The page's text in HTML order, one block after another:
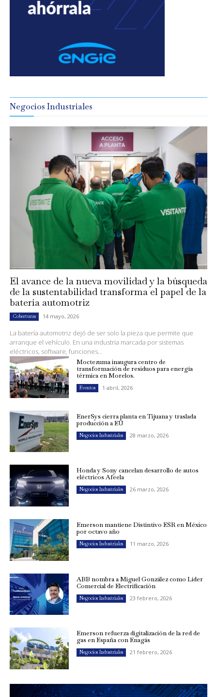
Negocios Industriales
El avance de la nueva movilidad y la búsqueda
de la sustentabilidad transforma el papel de la
batería automotriz
Coberturas 14 mayo, 2026
La batería automotriz dejó de ser solo la pieza que permite que
arranque el vehículo. En una industria marcada por sistemas
eléctricos, software, funciones...
Moctezuma inaugura centro de
transformación de residuos para energía
térmica en Morelos.
Eventos 1 abril, 2026
EnerSys cierra planta en Tijuana y traslada
producción a EU
Negocios Industriales 28 marzo, 2026
Honda y Sony cancelan desarrollo de autos
eléctricos Afeela
Negocios Industriales 26 marzo, 2026
Emerson mantiene Distintivo ESR en México
por octavo año
Negocios Industriales 11 marzo, 2026
ABB nombra a Miguel González como Líder
Comercial de Electrificación
Negocios Industriales 23 febrero, 2026
Emerson refuerza digitalización de la red de
gas en España con Enagás
Negocios Industriales 21 febrero, 2026